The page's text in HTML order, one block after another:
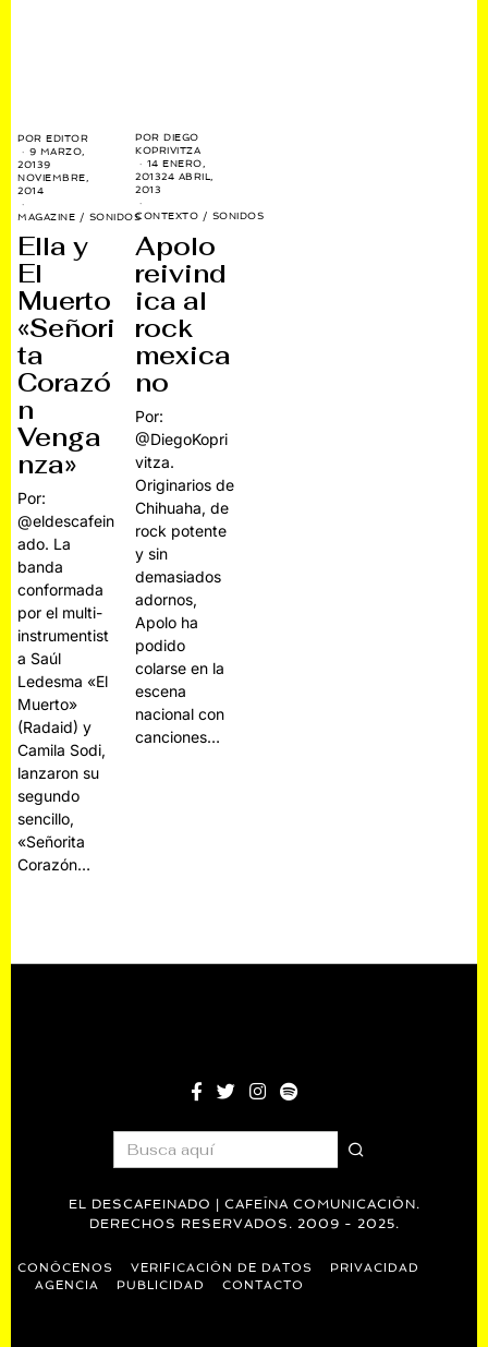
POREDITOR
9 MARZO,
20139
NOVIEMBRE,
2014
MAGAZINE / SONIDOS
Ella y
El
Muerto
«Señori
ta
Corazó
n
Venga
nza»
Por:
@eldescafein
ado. La
banda
conformada
por el multi-
instrumentist
a Saúl
Ledesma «El
Muerto»
(Radaid) y
Camila Sodi,
lanzaron su
segundo
sencillo,
«Señorita
Corazón…
PORDIEGO
KOPRIVITZA
14 ENERO,
201324 ABRIL,
2013
CONTEXTO / SONIDOS
Apolo
reivind
ica al
rock
mexica
no
Por:
@DiegoKopri
vitza.
Originarios de
Chihuaha, de
rock potente
y sin
demasiados
adornos,
Apolo ha
podido
colarse en la
escena
nacional con
canciones…
EL DESCAFEINADO | CAFEÍNA COMUNICACIÓN.
DERECHOS RESERVADOS. 2009 - 2025.
CONÓCENOS VERIFICACIÓN DE DATOS
PRIVACIDAD
AGENCIA
PUBLICIDAD CONTACTO